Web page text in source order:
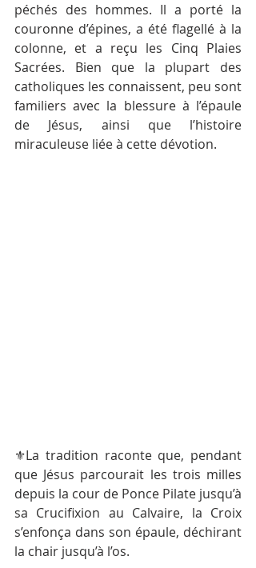
péchés des hommes. Il a porté la
couronne d’épines, a été flagellé à la
colonne, et a reçu les Cinq Plaies
Sacrées. Bien que la plupart des
catholiques les connaissent, peu sont
familiers avec la blessure à l’épaule
de Jésus, ainsi que l’histoire
miraculeuse liée à cette dévotion.
⚜️La tradition raconte que, pendant
que Jésus parcourait les trois milles
depuis la cour de Ponce Pilate jusqu’à
sa Crucifixion au Calvaire, la Croix
s’enfonça dans son épaule, déchirant
la chair jusqu’à l’os.